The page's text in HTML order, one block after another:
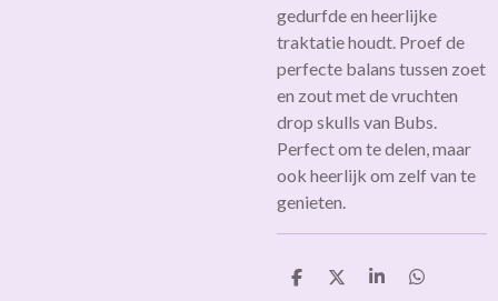
gedurfde en heerlijke
traktatie houdt. Proef de
perfecte balans tussen zoet
en zout met de vruchten
drop skulls van Bubs.
Perfect om te delen, maar
ook heerlijk om zelf van te
genieten.
D
D
S
D